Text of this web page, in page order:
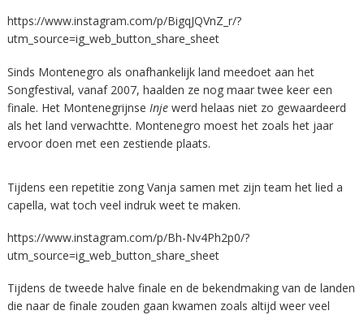
https://www.instagram.com/p/BigqJQVnZ_r/?
utm_source=ig_web_button_share_sheet
Sinds Montenegro als onafhankelijk land meedoet aan het
Songfestival, vanaf 2007, haalden ze nog maar twee keer een
finale. Het Montenegrijnse Inje werd helaas niet zo gewaardeerd
als het land verwachtte. Montenegro moest het zoals het jaar
ervoor doen met een zestiende plaats.
Tijdens een repetitie zong Vanja samen met zijn team het lied a
capella, wat toch veel indruk weet te maken.
https://www.instagram.com/p/Bh-Nv4Ph2p0/?
utm_source=ig_web_button_share_sheet
Tijdens de tweede halve finale en de bekendmaking van de landen
die naar de finale zouden gaan kwamen zoals altijd weer veel